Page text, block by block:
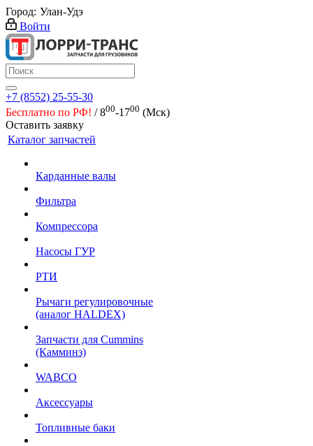
Город: Улан-Удэ
Войти
+7 (8552) 25-55-30
Бесплатно по РФ! / 800-1700 (Мск)
Оставить заявку
Каталог запчастей
Карданные валы
Фильтра
Компрессора
Насосы ГУР
РТИ
Рычаги регулировочные
(аналог HALDEX)
Запчасти для Cummins
(Камминз)
WABCO
Аксессуары
Топливные баки